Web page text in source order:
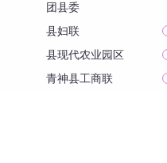
团县委
县妇联
县现代农业园区
青神县工商联